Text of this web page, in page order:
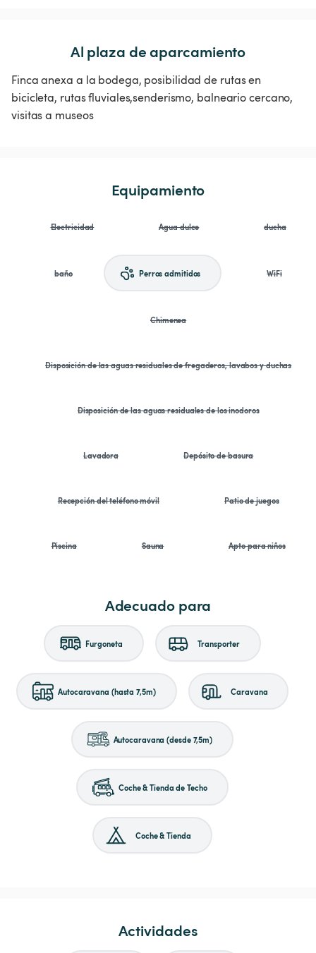
Al plaza de aparcamiento
Finca anexa a la bodega, posibilidad de rutas en
bicicleta, rutas fluviales,senderismo, balneario cercano,
visitas a museos
Equipamiento
Electricidad Agua dulce ducha
baño Perros admitidos WiFi
Chimenea
Disposición de las aguas residuales de fregaderos, lavabos y duchas
Disposición de las aguas residuales de los inodoros
Lavadora Depósito de basura
Recepción del teléfono móvil Patio de juegos
Piscina Sauna Apto para niños
Adecuado para
Furgoneta Transporter
Autocaravana (hasta 7,5m) Caravana
Autocaravana (desde 7,5m)
Coche & Tienda de Techo
Coche & Tienda
Actividades